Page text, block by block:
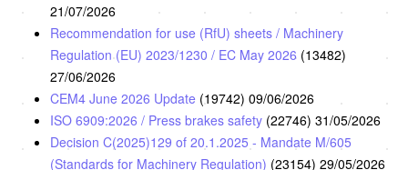
21/07/2026
Recommendation for use (RfU) sheets / Machinery
Regulation (EU) 2023/1230 / EC May 2026 (13482)
27/06/2026
CEM4 June 2026 Update (19742) 09/06/2026
ISO 6909:2026 / Press brakes safety (22746) 31/05/2026
Decision C(2025)129 of 20.1.2025 - Mandate M/605
(Standards for Machinery Regulation) (23154) 29/05/2026